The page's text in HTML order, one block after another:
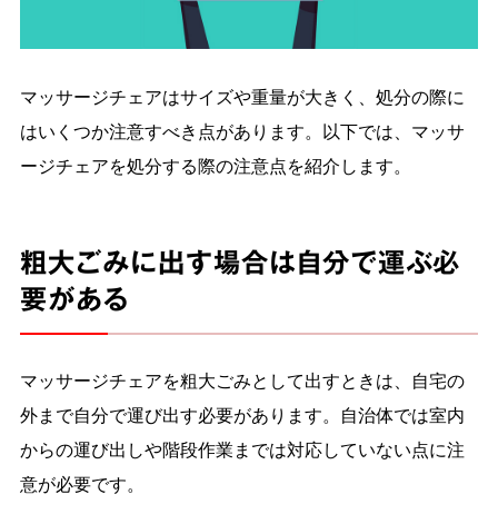
マッサージチェアはサイズや重量が大きく、処分の際に
はいくつか注意すべき点があります。以下では、マッサ
ージチェアを処分する際の注意点を紹介します。
粗大ごみに出す場合は自分で運ぶ必
要がある
マッサージチェアを粗大ごみとして出すときは、自宅の
外まで自分で運び出す必要があります。自治体では室内
からの運び出しや階段作業までは対応していない点に注
意が必要です。